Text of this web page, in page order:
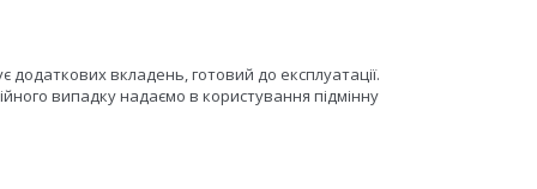
додаткових вкладень, готовий до експлуатації.
випадку надаємо в користування підмінну